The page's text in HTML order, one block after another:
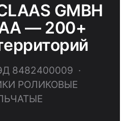
GMBH
— 200+
8482400009 ·
РОЛИКОВЫЕ